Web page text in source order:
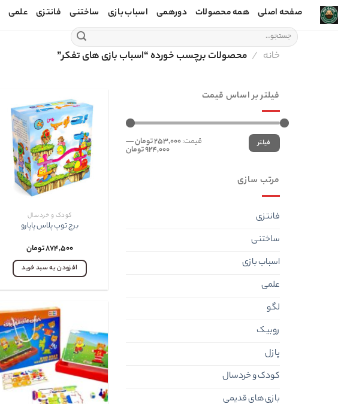
Skip
صفحه اصلی همه محصولات دورهمی اسباب بازی ساختنی فانتزی علمی
جستجو
برای:
خانه / محصولات برچسب خورده “اسباب بازی های تفکر”
فیلتر بر اساس قیمت
حداقل
قیمت
حداکثر
قیمتفیلتر قیمت:253,000 تومان —
924,000 تومان
مرتب سازی
فانتزی
ساختنی
اسباب بازی
علمی
لگو
روبیک
پازل
کودک و خردسال
بازی های قدیمی
کودک و خردسال
برج توپ پلاس پاپارو
۸۷۴,۵۰۰تومان
افزودن به سبد خرید